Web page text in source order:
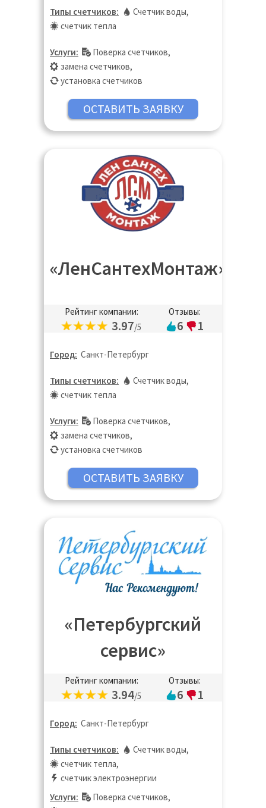
Типы счетчиков: Счетчик воды,
счетчик тепла
Услуги: Поверка счетчиков,
замена счетчиков,
установка счетчиков
«ЛенСантехМонтаж»
Рейтинг компании:
3.97/5
Отзывы:
6 1
Город: Санкт-Петербург
Типы счетчиков: Счетчик воды,
счетчик тепла
Услуги: Поверка счетчиков,
замена счетчиков,
установка счетчиков
«Петербургский
сервис»
Рейтинг компании:
3.94/5
Отзывы:
6 1
Город: Санкт-Петербург
Типы счетчиков: Счетчик воды,
счетчик тепла,
счетчик электроэнергии
Услуги:
Поверка счетчиков,